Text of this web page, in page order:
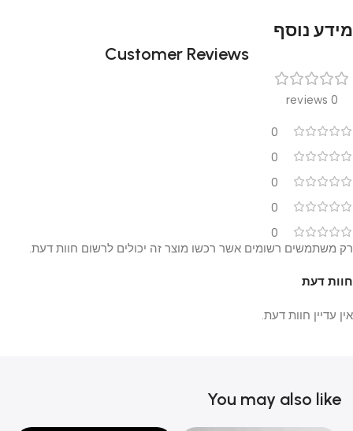
מידע נוסף
Customer Reviews
0 reviews
0
0
0
0
0
חוות דעת
אין עדיין חוות דעת.
רק משתמשים רשומים אשר רכשו מוצר זה יכולים לרשום חוות דעת.
You may also like